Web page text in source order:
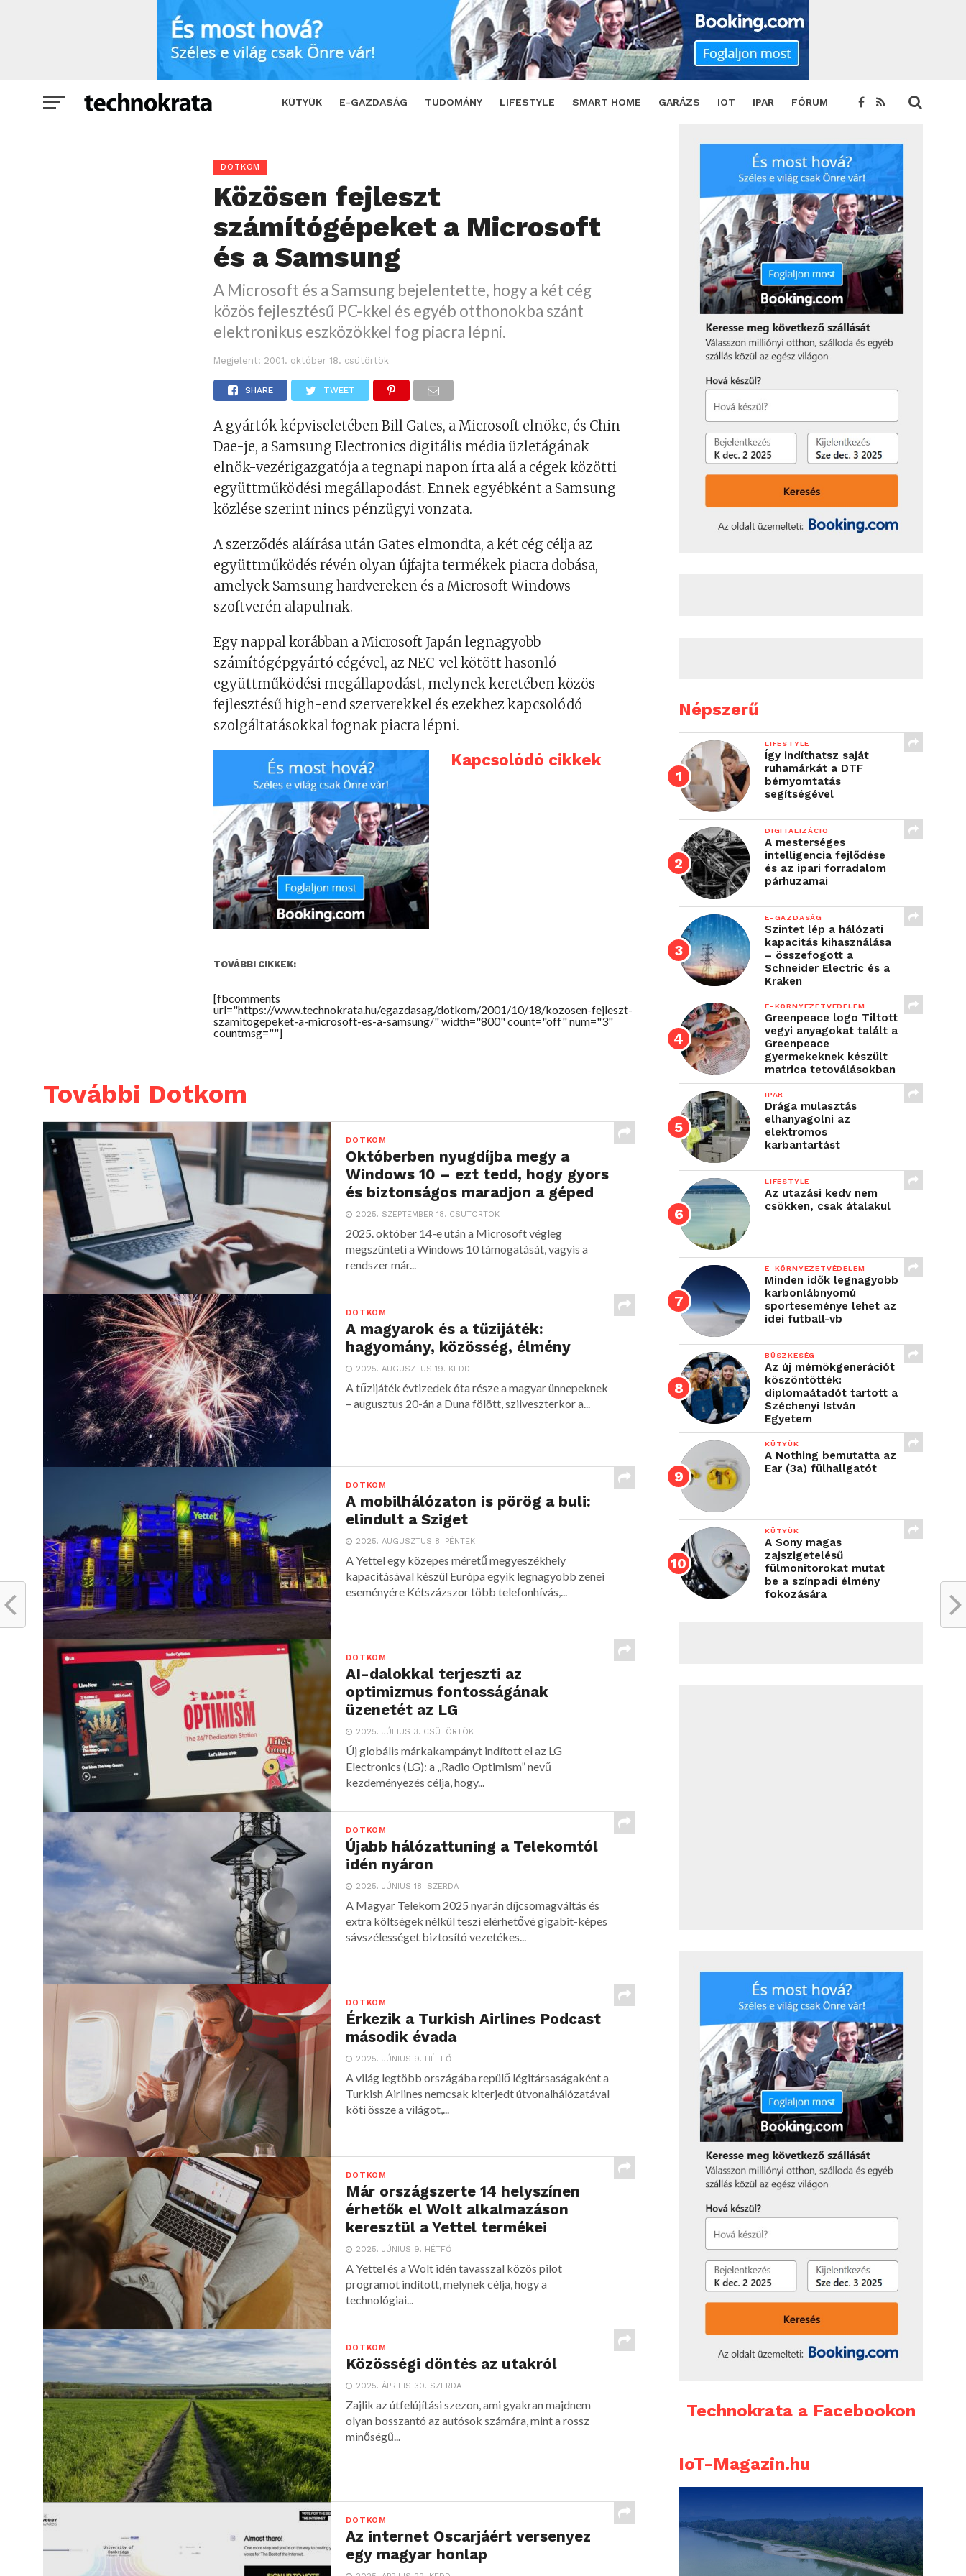
KÜTYÜK E-GAZDASÁG TUDOMÁNY LIFESTYLE SMART HOME GARÁZS IOT IPAR FÓRUM
Közösen fejleszt számítógépeket a Microsoft és a Samsung SHARE TWEET
DOTKOM
Közösen fejleszt
számítógépeket a Microsoft
és a Samsung
A Microsoft és a Samsung bejelentette, hogy a két cég
közös fejlesztésű PC-kkel és egyéb otthonokba szánt
elektronikus eszközökkel fog piacra lépni.
Megjelent: 2001. október 18. csütörtök
SHARE TWEET
A gyártók képviseletében Bill Gates, a Microsoft elnöke, és Chin
Dae-je, a Samsung Electronics digitális média üzletágának
elnök-vezérigazgatója a tegnapi napon írta alá a cégek közötti
együttműködési megállapodást. Ennek egyébként a Samsung
közlése szerint nincs pénzügyi vonzata.
A szerződés aláírása után Gates elmondta, a két cég célja az
együttműködés révén olyan újfajta termékek piacra dobása,
amelyek Samsung hardvereken és a Microsoft Windows
szoftverén alapulnak.
Egy nappal korábban a Microsoft Japán legnagyobb
számítógépgyártó cégével, az NEC-vel kötött hasonló
együttműködési megállapodást, melynek keretében közös
fejlesztésű high-end szerverekkel és ezekhez kapcsolódó
szolgáltatásokkal fognak piacra lépni.
Kapcsolódó cikkek
TOVÁBBI CIKKEK:
[fbcomments
url="https://www.technokrata.hu/egazdasag/dotkom/2001/10/18/kozosen-fejleszt-
szamitogepeket-a-microsoft-es-a-samsung/" width="800" count="off" num="3"
countmsg=""]
További Dotkom
DOTKOM
Októberben nyugdíjba megy a
Windows 10 – ezt tedd, hogy gyors
és biztonságos maradjon a géped
2025. SZEPTEMBER 18. CSÜTÖRTÖK
2025. október 14-e után a Microsoft végleg
megszünteti a Windows 10 támogatását, vagyis a
rendszer már...
DOTKOM
A magyarok és a tűzijáték:
hagyomány, közösség, élmény
2025. AUGUSZTUS 19. KEDD
A tűzijáték évtizedek óta része a magyar ünnepeknek
– augusztus 20-án a Duna fölött, szilveszterkor a...
DOTKOM
A mobilhálózaton is pörög a buli:
elindult a Sziget
2025. AUGUSZTUS 8. PÉNTEK
A Yettel egy közepes méretű megyeszékhely
kapacitásával készül Európa egyik legnagyobb zenei
eseményére Kétszázszor több telefonhívás,...
DOTKOM
AI-dalokkal terjeszti az
optimizmus fontosságának
üzenetét az LG
2025. JÚLIUS 3. CSÜTÖRTÖK
Új globális márkakampányt indított el az LG
Electronics (LG): a „Radio Optimism” nevű
kezdeményezés célja, hogy...
DOTKOM
Újabb hálózattuning a Telekomtól
idén nyáron
2025. JÚNIUS 18. SZERDA
A Magyar Telekom 2025 nyarán díjcsomagváltás és
extra költségek nélkül teszi elérhetővé gigabit-képes
sávszélességet biztosító vezetékes...
DOTKOM
Érkezik a Turkish Airlines Podcast
második évada
2025. JÚNIUS 9. HÉTFŐ
A világ legtöbb országába repülő légitársaságaként a
Turkish Airlines nemcsak kiterjedt útvonalhálózatával
köti össze a világot,...
DOTKOM
Már országszerte 14 helyszínen
érhetők el Wolt alkalmazáson
keresztül a Yettel termékei
2025. JÚNIUS 9. HÉTFŐ
A Yettel és a Wolt idén tavasszal közös pilot
programot indított, melynek célja, hogy a
technológiai...
DOTKOM
Közösségi döntés az utakról
2025. ÁPRILIS 30. SZERDA
Zajlik az útfelújítási szezon, ami gyakran majdnem
olyan bosszantó az autósok számára, mint a rossz
minőségű...
DOTKOM
Az internet Oscarjáért versenyez
egy magyar honlap
Népszerű
LIFESTYLE
Így indíthatsz saját
ruhamárkát a DTF
bérnyomtatás
segítségével
DIGITALIZÁCIÓ
A mesterséges
intelligencia fejlődése
és az ipari forradalom
párhuzamai
E-GAZDASÁG
Szintet lép a hálózati
kapacitás kihasználása
– összefogott a
Schneider Electric és a
Kraken
E-KÖRNYEZETVÉDELEM
Greenpeace logo Tiltott
vegyi anyagokat talált a
Greenpeace
gyermekeknek készült
matrica tetoválásokban
IPAR
Drága mulasztás
elhanyagolni az
elektromos
karbantartást
LIFESTYLE
Az utazási kedv nem
csökken, csak átalakul
E-KÖRNYEZETVÉDELEM
Minden idők legnagyobb
karbonlábnyomú
sporteseménye lehet az
idei futball-vb
BÜSZKESÉG
Az új mérnökgenerációt
köszöntötték:
diplomaátadót tartott a
Széchenyi István
Egyetem
KÜTYÜK
A Nothing bemutatta az
Ear (3a) fülhallgatót
KÜTYÜK
A Sony magas
zajszigetelésű
fülmonitorokat mutat
be a színpadi élmény
fokozására
Technokrata a Facebookon
IoT-Magazin.hu